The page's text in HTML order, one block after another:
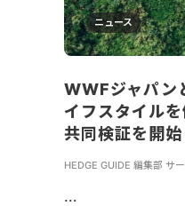
ニュース
WWFジャパン
イフスタイル
共同検証を開始
HEDGE GUIDE 編集部 サ
...